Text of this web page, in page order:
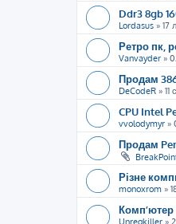
Ddr3 8gb
Lordasus » 17
Ретро пк,
Vanvayder »
Продам
DeCodeR » 11
CPU Intel
vvolodymyr »
Продам
Різне
monoxrom »
Unregkiller »